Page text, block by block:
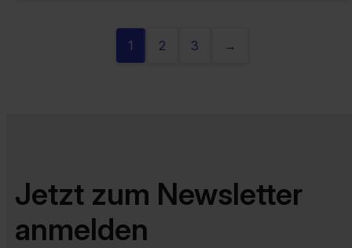
1 2 3 →
Jetzt zum Newsletter
anmelden